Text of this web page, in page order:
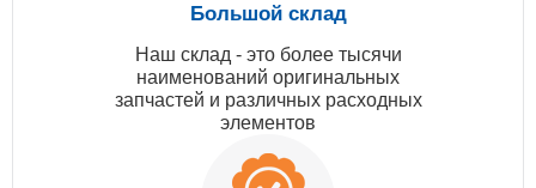
Большой склад
Наш склад - это более тысячи
наименований оригинальных
запчастей и различных расходных
элементов